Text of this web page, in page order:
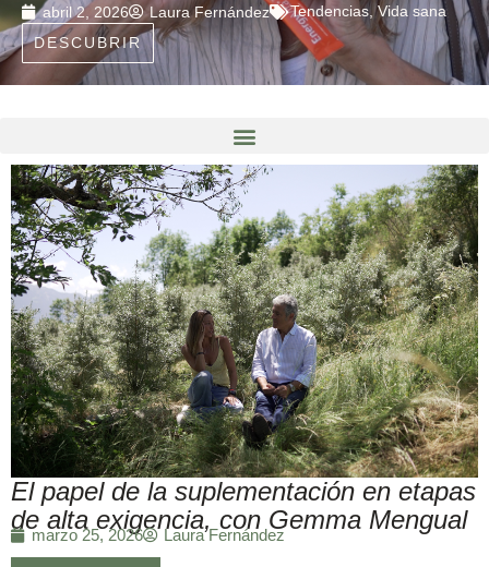
abril 2, 2026 Laura Fernández Tendencias,Vida sana
DESCUBRIR
El papel de la suplementación en etapas
de alta exigencia, con Gemma Mengual
marzo 25, 2026 Laura Fernández